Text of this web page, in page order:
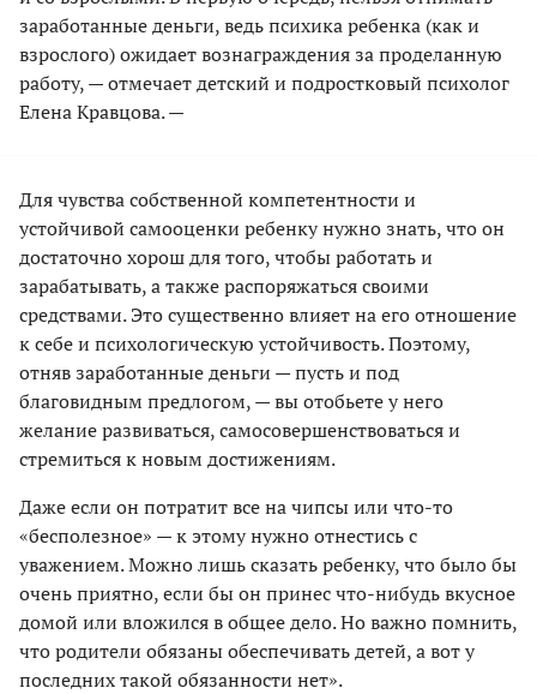
заработанные деньги, ведь психика ребенка (как и
взрослого) ожидает вознаграждения за проделанную
работу, — отмечает детский и подростковый психолог
Елена Кравцова. —
Для чувства собственной компетентности и
устойчивой самооценки ребенку нужно знать, что он
достаточно хорош для того, чтобы работать и
зарабатывать, а также распоряжаться своими
средствами. Это существенно влияет на его отношение
к себе и психологическую устойчивость. Поэтому,
отняв заработанные деньги — пусть и под
благовидным предлогом, — вы отобьете у него
желание развиваться, самосовершенствоваться и
стремиться к новым достижениям.
Даже если он потратит все на чипсы или что-то
«бесполезное» — к этому нужно отнестись с
уважением. Можно лишь сказать ребенку, что было бы
очень приятно, если бы он принес что-нибудь вкусное
домой или вложился в общее дело. Но важно помнить,
что родители обязаны обеспечивать детей, а вот у
последних такой обязанности нет».